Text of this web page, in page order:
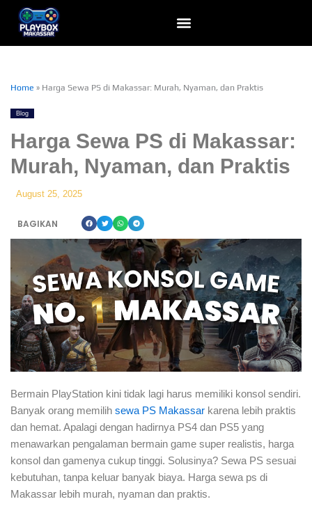
content
Home » Harga Sewa PS di Makassar: Murah, Nyaman, dan Praktis
Blog
Harga Sewa PS di Makassar:
Murah, Nyaman, dan Praktis
August 25, 2025
BAGIKAN
Bermain PlayStation kini tidak lagi harus memiliki konsol sendiri.
Banyak orang memilih sewa PS Makassar karena lebih praktis
dan hemat. Apalagi dengan hadirnya PS4 dan PS5 yang
menawarkan pengalaman bermain game super realistis, harga
konsol dan gamenya cukup tinggi. Solusinya? Sewa PS sesuai
kebutuhan, tanpa keluar banyak biaya. Harga sewa ps di
Makassar lebih murah, nyaman dan praktis.